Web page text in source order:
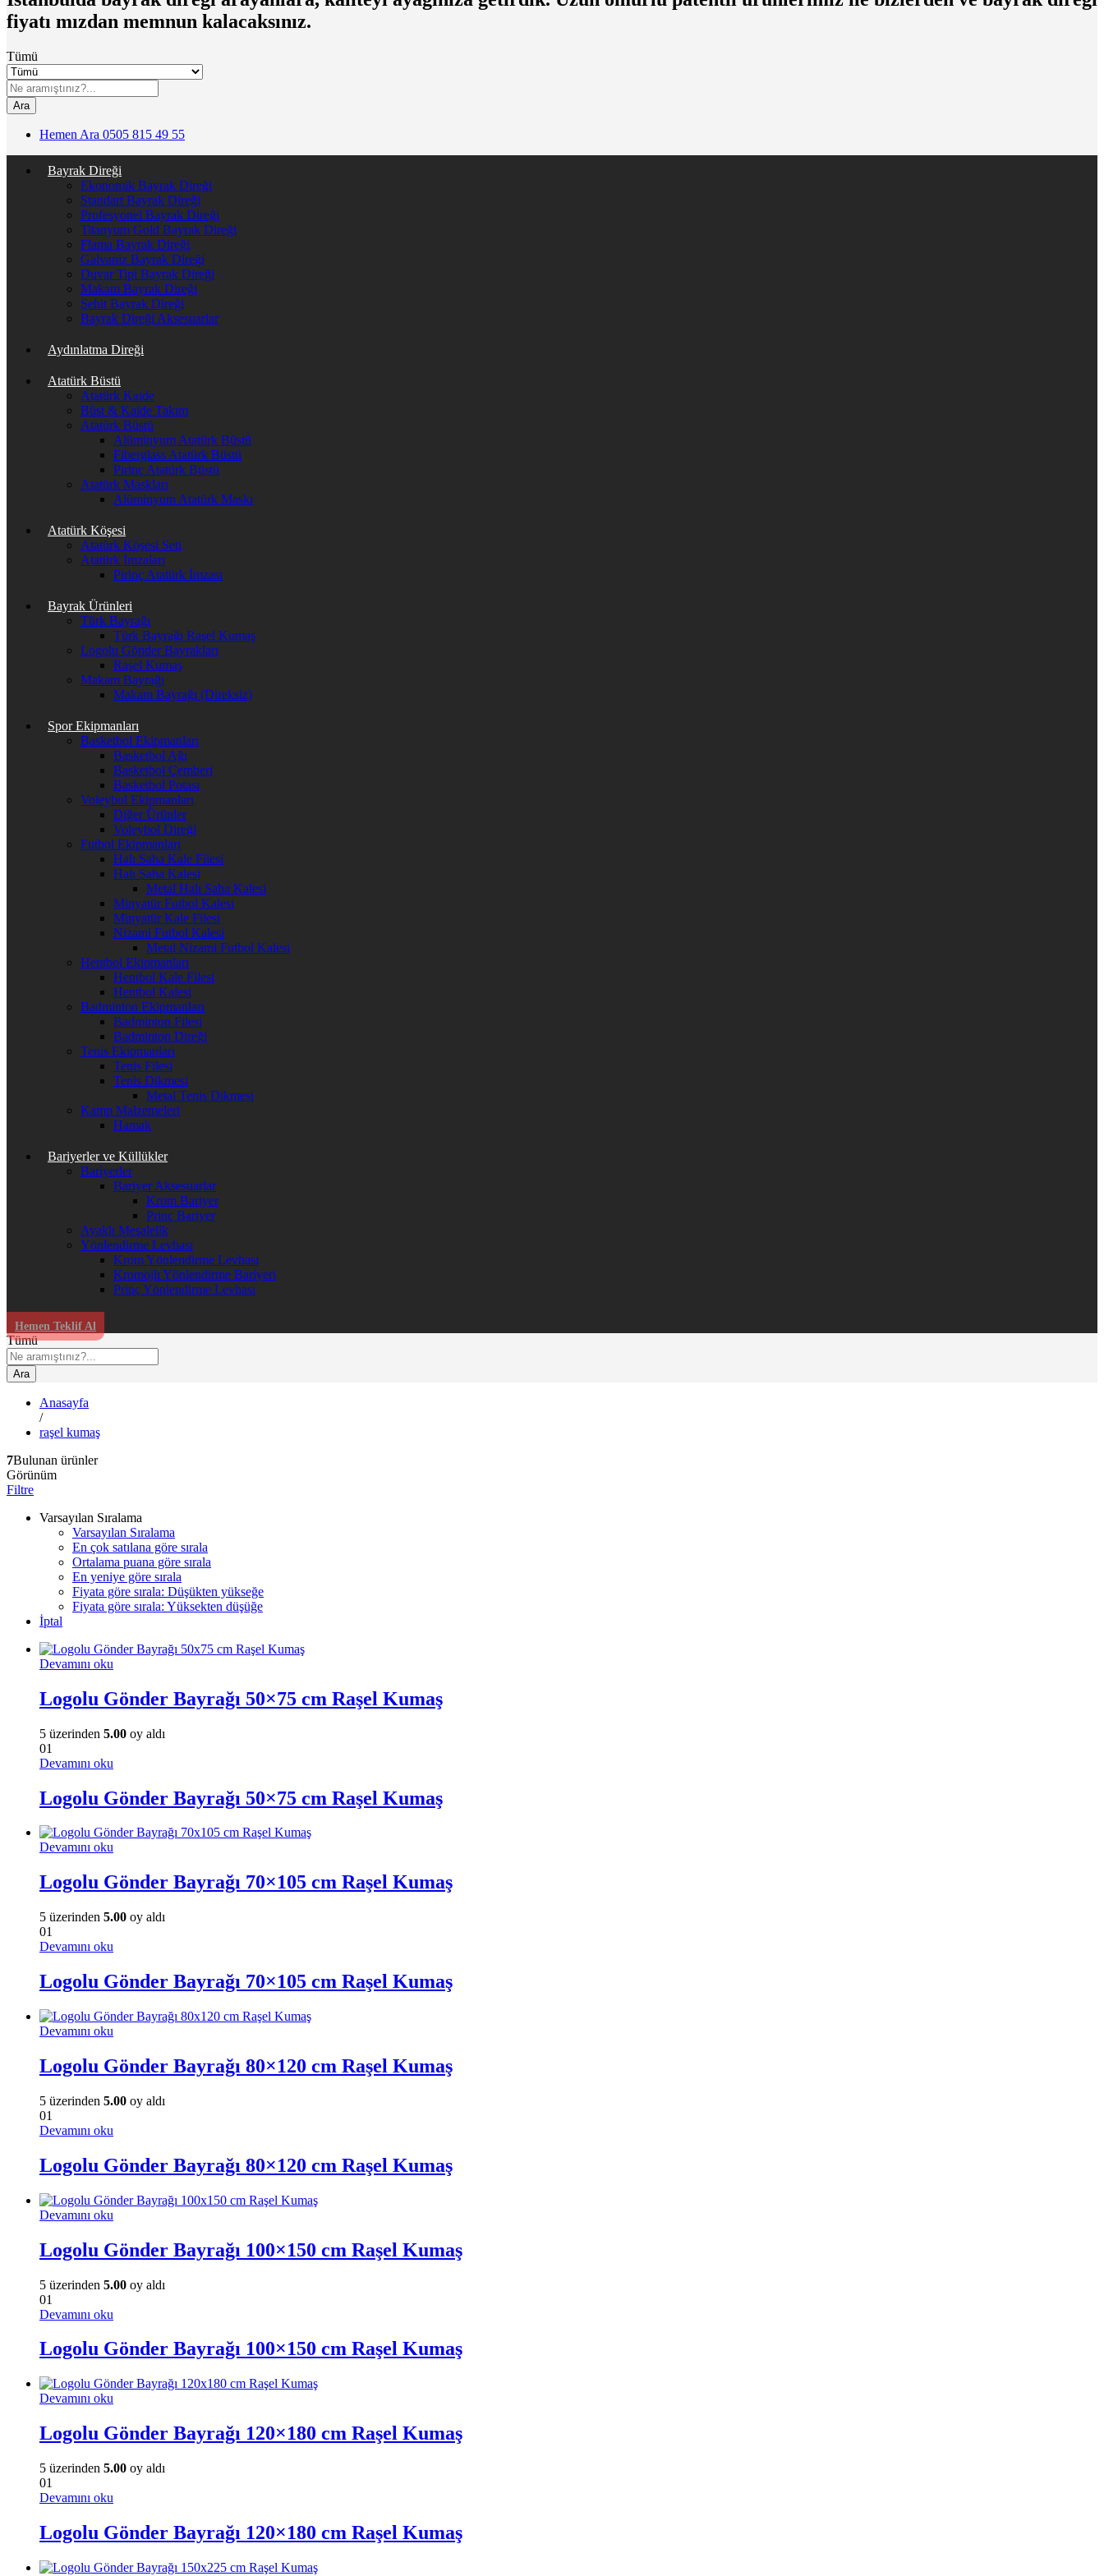
fiyatı mızdan memnun kalacaksınız.
Tümü
Ara
Hemen Ara 0505 815 49 55
Bayrak Direği
Ekonomik Bayrak Direği
Standart Bayrak Direği
Profesyonel Bayrak Direği
Titanyum Gold Bayrak Direği
Flama Bayrak Direği
Galvaniz Bayrak Direği
Duvar Tipi Bayrak Direği
Makam Bayrak Direği
Şehit Bayrak Direği
Bayrak Direği Aksesuarlar
Aydınlatma Direği
Atatürk Büstü
Atatürk Kaide
Büst & Kaide Takım
Atatürk Büstü
Alüminyum Atatürk Büstü
Fiberglass Atatürk Büstü
Pirinç Atatürk Büstü
Atatürk Maskları
Alüminyum Atatürk Maskı
Atatürk Köşesi
Atatürk Köşesi Seti
Atatürk İmzaları
Pirinç Atatürk İmzası
Bayrak Ürünleri
Türk Bayrağı
Türk Bayrağı Raşel Kumaş
Logolu Gönder Bayrakları
Raşel Kumaş
Makam Bayrağı
Makam Bayrağı (Direksiz)
Spor Ekipmanları
Basketbol Ekipmanları
Basketbol Ağı
Basketbol Çemberi
Basketbol Potası
Voleybol Ekipmanları
Diğer Ürünler
Voleybol Direği
Futbol Ekipmanları
Halı Saha Kale Filesi
Halı Saha Kalesi
Metal Halı Saha Kalesi
Minyatür Futbol Kalesi
Minyatür Kale Filesi
Nizami Futbol Kalesi
Metal Nizami Futbol Kalesi
Hentbol Ekipmanları
Hentbol Kale Filesi
Hentbol Kalesi
Badminton Ekipmanları
Badminton Filesi
Badminton Direği
Tenis Ekipmanları
Tenis Filesi
Tenis Dikmesi
Metal Tenis Dikmesi
Kamp Malzemeleri
Hamak
Bariyerler ve Küllükler
Bariyerler
Bariyer Aksesuarlar
Krom Bariyer
Prinç Bariyer
Ayaklı Meşalelik
Yönlendirme Levhası
Krom Yönlendirme Levhası
Kromojlı Yönlendirme Bariyeri
Prinç Yönlendirme Levhası
Hemen Teklif Al
Tümü
Ara
Anasayfa
/
raşel kumaş
7Bulunan ürünler
Görünüm
Filtre
Varsayılan Sıralama
Varsayılan Sıralama
En çok satılana göre sırala
Ortalama puana göre sırala
En yeniye göre sırala
Fiyata göre sırala: Düşükten yükseğe
Fiyata göre sırala: Yüksekten düşüğe
İptal
Devamını oku
Logolu Gönder Bayrağı 50×75 cm Raşel Kumaş
5 üzerinden 5.00 oy aldı
01
Devamını oku
Logolu Gönder Bayrağı 50×75 cm Raşel Kumaş
Devamını oku
Logolu Gönder Bayrağı 70×105 cm Raşel Kumaş
5 üzerinden 5.00 oy aldı
01
Devamını oku
Logolu Gönder Bayrağı 70×105 cm Raşel Kumaş
Devamını oku
Logolu Gönder Bayrağı 80×120 cm Raşel Kumaş
5 üzerinden 5.00 oy aldı
01
Devamını oku
Logolu Gönder Bayrağı 80×120 cm Raşel Kumaş
Devamını oku
Logolu Gönder Bayrağı 100×150 cm Raşel Kumaş
5 üzerinden 5.00 oy aldı
01
Devamını oku
Logolu Gönder Bayrağı 100×150 cm Raşel Kumaş
Devamını oku
Logolu Gönder Bayrağı 120×180 cm Raşel Kumaş
5 üzerinden 5.00 oy aldı
01
Devamını oku
Logolu Gönder Bayrağı 120×180 cm Raşel Kumaş